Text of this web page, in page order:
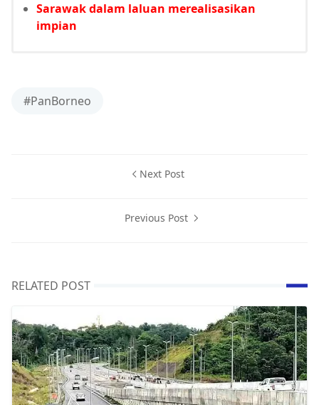
Sarawak dalam laluan merealisasikan
impian
#PanBorneo
Next Post
Previous Post
RELATED POST